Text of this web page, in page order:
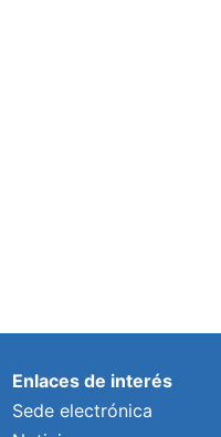
Enlaces de interés
Sede electrónica